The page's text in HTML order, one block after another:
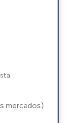
mercados)